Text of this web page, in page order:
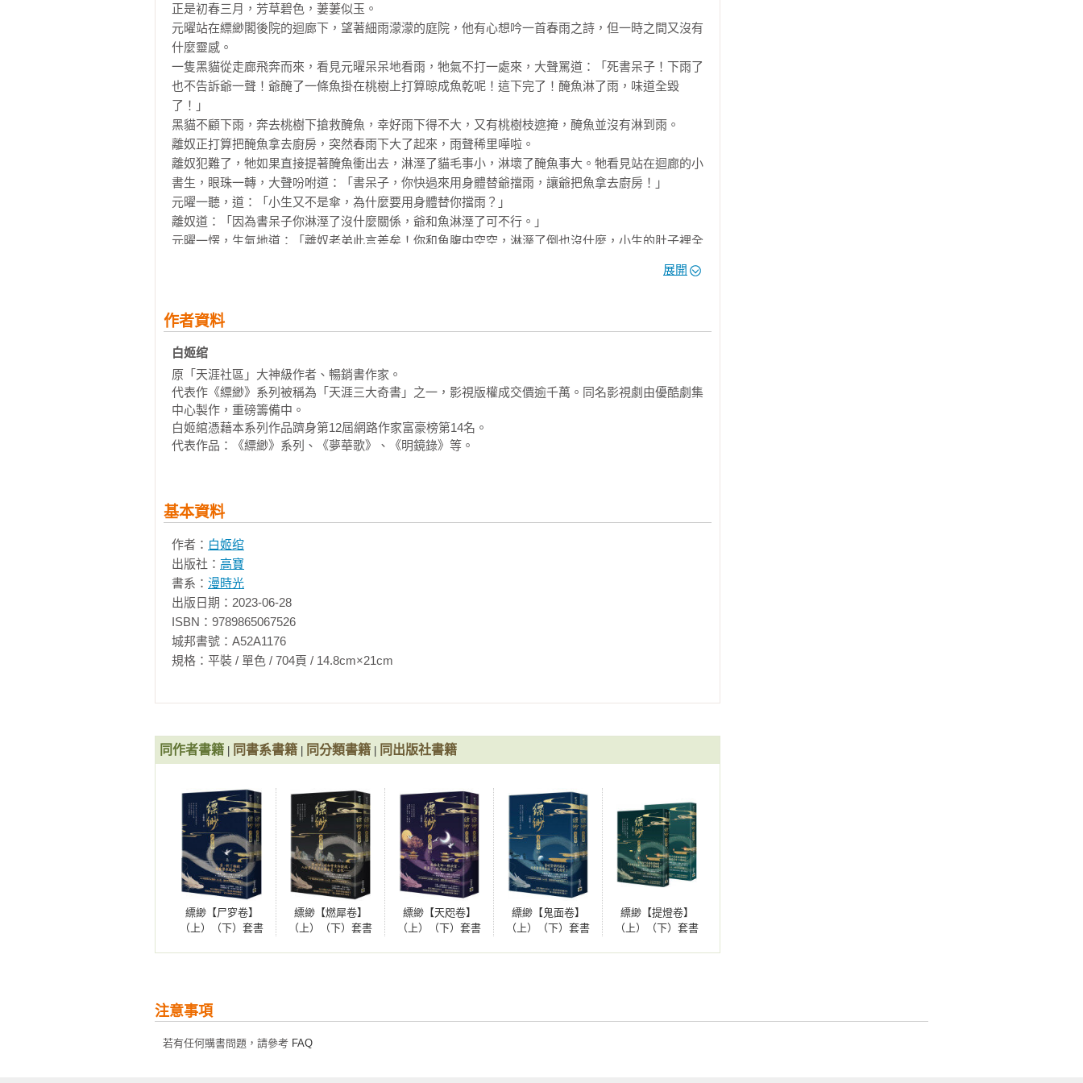
第三章　疑慮
第四章　夜探
第五章　玉竹
第六章　約定
第七章　尾聲
第四折　八咫鴉
第一章　惡婦
第二章　烏鴉
第三章　淨化
第四章　千山
第五章　全骰
第六章　鬼王
第十章　善惡
第十二章　尾聲
【下冊】
第五折　斷指戒
第一章　楔子
第五章　巫山
第七章　巫浪
第八章　蛛絲
第九章　灞橋
第十章　女魄
第十一章　斷指
第十二章　蛛網
第十三章　蛇蛛
第十五章　兩命
第十七章　償還（下）
第十八章　尾聲
第六折　狐骨酒
第一章　楔子
第二章　青丘
第三章　狐谷
第四章　觀星
第五章　管狐
第六章　般若
第十一章　阿飄
第十二章　阿空
正是初春三月，芳草碧色，萋萋似玉。
元曜站在縹緲閣後院的迴廊下，望著細雨濛濛的庭院，他有心想吟一首春雨之詩，但一時之間又沒有
什麼靈感。
一隻黑貓從走廊飛奔而來，看見元曜呆呆地看雨，牠氣不打一處來，大聲罵道：「死書呆子！下雨了
也不告訴爺一聲！爺醃了一條魚掛在桃樹上打算晾成魚乾呢！這下完了！醃魚淋了雨，味道全毀
了！」
黑貓不顧下雨，奔去桃樹下搶救醃魚，幸好雨下得不大，又有桃樹枝遮掩，醃魚並沒有淋到雨。
離奴正打算把醃魚拿去廚房，突然春雨下大了起來，雨聲稀里嘩啦。
離奴犯難了，牠如果直接提著醃魚衝出去，淋溼了貓毛事小，淋壞了醃魚事大。牠看見站在迴廊的小
書生，眼珠一轉，大聲吩咐道：「書呆子，你快過來用身體替爺擋雨，讓爺把魚拿去廚房！」
元曜一聽，道：「小生又不是傘，為什麼要用身體替你擋雨？」
離奴道：「因為書呆子你淋溼了沒什麼關係，爺和魚淋溼了可不行。」
元曜一愣，生氣地道：「離奴老弟此言差矣！你和魚腹中空空，淋溼了倒也沒什麼，小生的肚子裡全
生去給你拿雨傘。」
元曜轉身回縹緲閣的大廳拿傘，黑貓拎著醃魚在桃樹下等著。
元曜疾步回到大廳，他從傘壺中取了一把岸芷汀蘭傘。元曜正要回後院時，韋彥打著一把枯枝連理傘
走進了縹緲閣，他的神色十分愁悶。
韋彥一看見元曜，便不由分說地拉住他，道：「軒之，白姬呢？」
元曜道：「白姬去洛陽了。丹陽，你怎麼了？」
韋彥問道：「白姬去洛陽幹什麼？她什麼時候回來？」
不知道什麼時候回來。」
元曜問道：「丹陽，發生什麼事了？」
韋彥望著元曜，心念一轉，道：「白姬不在，軒之也可以！軒之你天天在縹緲閣跟著白姬耳濡目染，
也算是見多識廣。我府裡發生了一些事情，你快跟我去看看吧！」
還沒等元曜回答，韋彥不由分說地拉著小書生走出縹緲閣。
小書生沒有韋彥力氣大，反抗不了，急忙道：「丹陽你稍等，離奴老弟還在後院桃樹下，小生還得給
牠送傘呢！」
韋彥急道：「一隻貓哪有那麼嬌氣，雨又不大，淋不壞的。我這可是人命關天的大事，耽誤不得，軒
小書生一路上跟韋彥拉拉扯扯，最後被韋彥塞進了停在巷口的馬車裡，馬車在春雨中緩緩向光德坊的
縹緲閣後院的桃樹下，一隻黑貓拎著醃魚傻站著等元曜送傘，牠已經被春雨淋成了落湯貓。
崇仁坊，韋府。
元曜走進韋府時，韋府中十分混亂，僕人們來來往往，一臉凝重。
元曜心中好奇，但韋彥也沒有說什麼，只領著他進了燃犀樓。
燃犀樓裡，元曜和韋彥盤腿坐在羅漢床上，韋彥的孌童南風給他們端來了茶水。南風的手臂上纏著繃
帶，還隱隱浸出血跡。
韋彥見了，道：「南風，你手上有傷，這種端茶送水的活兒讓僕人做就是了。」
南風道：「一點小傷而已，公子不必擔心。剛才聽垂花堂那邊的僕人說，小姐已經趕回家了。」
韋彥點點頭，他想起了什麼，又憂心地問道：「帝乙鎖好了嗎？」
韋彥嘆了一口氣，道：「事情說來話長，一件事與二娘有關，一件事與帝乙有關，先說二娘的事情
元曜問道：「韋夫人出什麼事了？」
展開
作者資料
白姬绾
原「天涯社區」大神級作者、暢銷書作家。
代表作《縹緲》系列被稱為「天涯三大奇書」之一，影視版權成交價逾千萬。同名影視劇由優酷劇集
中心製作，重磅籌備中。
白姬綰憑藉本系列作品躋身第12屆網路作家富豪榜第14名。
代表作品：《縹緲》系列、《夢華歌》、《明鏡錄》等。
基本資料
作者： 白姬绾
出版社： 高寶
書系： 漫時光
出版日期：2023-06-28
ISBN：9789865067526
城邦書號：A52A1176
規格：平裝 / 單色 / 704頁 / 14.8cm×21cm
同作者書籍 同書系書籍 同分類書籍 同出版社書籍
縹緲【尸穸卷】
（上）（下）套書
縹緲【燃犀卷】
（上）（下）套書
縹緲【天咫卷】
（上）（下）套書
縹緲【鬼面卷】
（上）（下）套書
縹緲【提燈卷】
（上）（下）套書
注意事項
若有任何購書問題，請參考 FAQ